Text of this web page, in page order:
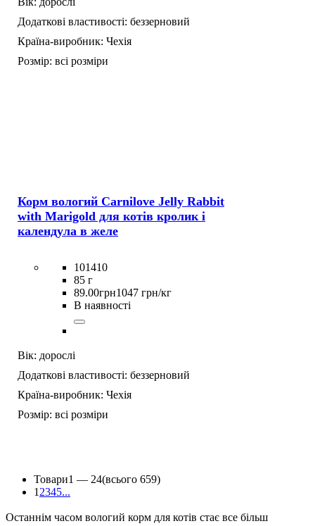
Додаткові властивості: беззерновий
Країна-виробник: Чехія
Розмір: всі розміри
Корм вологий Carnilove Jelly Rabbit
with Marigold для котів кролик і
календула в желе
101410
85 г
89.00грн1047 грн/кг
В наявності
Вік: дорослі
Додаткові властивості: беззерновий
Країна-виробник: Чехія
Розмір: всі розміри
Товари1 — 24(всього 659)
1 2345...
Останнім часом вологий корм для котів стає все більш